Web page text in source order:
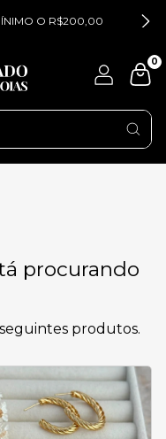
O R$200,00
0
procurando
produtos.